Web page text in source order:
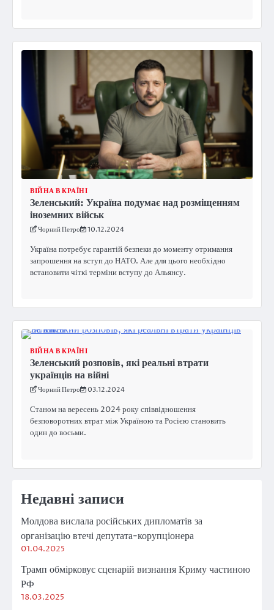
ВІЙНА В КРАЇНІ
Зеленський: Україна подумає над розміщенням
іноземних військ
Чорний Петро 10.12.2024
Україна потребує гарантій безпеки до моменту отримання
запрошення на вступ до НАТО. Але для цього необхідно
встановити чіткі терміни вступу до Альянсу.
ВІЙНА В КРАЇНІ
Зеленський розповів, які реальні втрати
українців на війні
Чорний Петро 03.12.2024
Станом на вересень 2024 року співвідношення
безповоротних втрат між Україною та Росією становить
один до восьми.
Недавні записи
Молдова вислала російських дипломатів за
організацію втечі депутата-корупціонера
01.04.2025
Трамп обмірковує сценарій визнання Криму частиною
РФ
18.03.2025